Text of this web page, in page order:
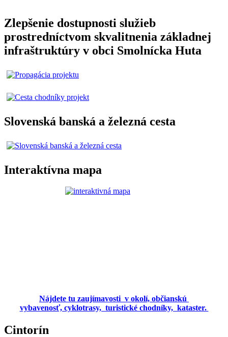
Zlepšenie dostupnosti služieb
prostredníctvom skvalitnenia základnej
infraštruktúry v obci Smolnícka Huta
Slovenská banská a železná cesta
Interaktívna mapa
Nájdete tu zaujímavosti v okolí, občianskú
vybavenosť, cyklotrasy, turistické chodníky, kataster.
Cintorín